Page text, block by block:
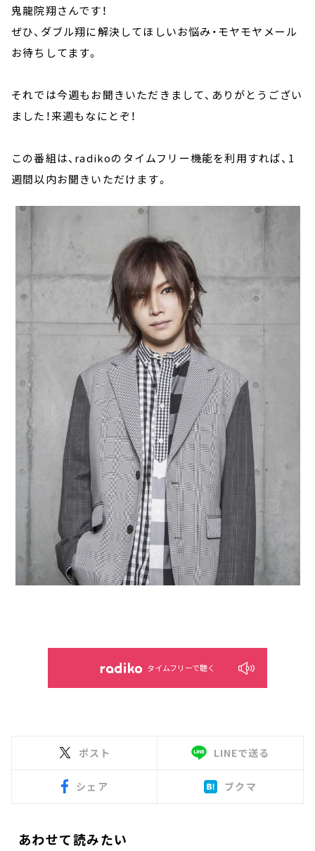
鬼龍院翔さんです！
ぜひ、ダブル翔に解決してほしいお悩み・モヤモヤメール
お待ちしてます。
それでは今週もお聞きいただきまして、ありがとうござい
ました！来週もなにとぞ！
この番組は、radikoのタイムフリー機能を利用すれば、1
週間以内お聞きいただけます。
タイムフリーで聴く
ポスト LINEで送る
シェア ブクマ
あわせて読みたい